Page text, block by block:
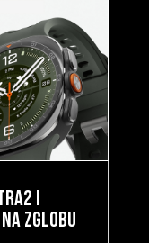
i
zglobu